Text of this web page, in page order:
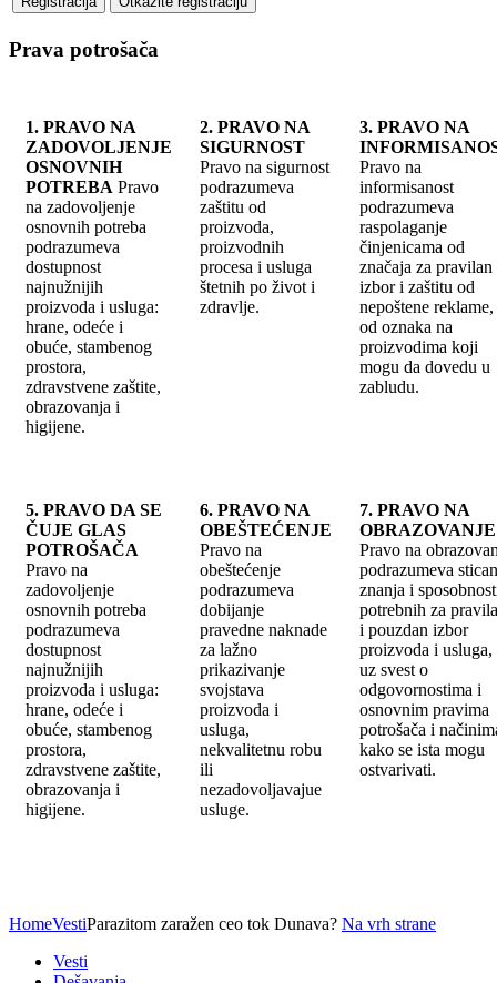
Prava potrošača
1. PRAVO NA
ZADOVOLJENJE
OSNOVNIH
POTREBA Pravo
na zadovoljenje
osnovnih potreba
podrazumeva
dostupnost
najnužnijih
proizvoda i usluga:
hrane, odeće i
obuće, stambenog
prostora,
zdravstvene zaštite,
obrazovanja i
higijene.
2. PRAVO NA
SIGURNOST
Pravo na sigurnost
podrazumeva
zaštitu od
proizvoda,
proizvodnih
procesa i usluga
štetnih po život i
zdravlje.
3. PRAVO NA
Pravo na
informisanost
podrazumeva
raspolaganje
činjenicama od
značaja za pravilan
izbor i zaštitu od
nepoštene
od oznaka na
proizvodima koji
mogu da dovedu u
zabludu.
5. PRAVO DA SE
ČUJE GLAS
POTROŠAČA
Pravo na
zadovoljenje
osnovnih potreba
podrazumeva
dostupnost
najnužnijih
proizvoda i usluga:
hrane, odeće i
obuće, stambenog
prostora,
zdravstvene zaštite,
obrazovanja i
higijene.
6. PRAVO NA
OBEŠTEĆENJE
Pravo na
obeštećenje
podrazumeva
dobijanje
pravedne naknade
za lažno
prikazivanje
svojstava
proizvoda i
usluga,
nekvalitetnu robu
ili
nezadovoljavajue
usluge.
7. PRAVO NA
OBRAZOVANJE
Pravo na
podrazumeva
znanja i
potrebnih za
i pouzdan izbor
proizvoda i usluga,
uz svest o
odgovornostima i
osnovnim pravima
potrošača i
kako se ista mogu
ostvarivati.
HomeVestiParazitom zaražen ceo tok Dunava? Na vrh strane
Vesti